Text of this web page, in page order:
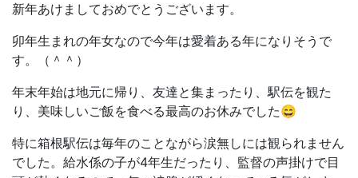
新年あけましておめでとうございます。
卯年生まれの年女なので今年は愛着ある年になりそうで
す。（＾＾）
年末年始は地元に帰り、友達と集まったり、駅伝を観た
り、美味しいご飯を食べる最高のお休みでした😄
特に箱根駅伝は毎年のことながら涙無しには観られません
でした。給水係の子が4年生だったり、監督の声掛けで目